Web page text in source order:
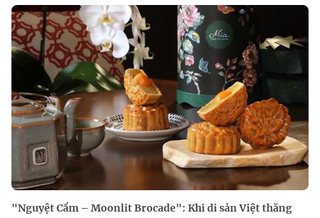
"Nguyệt Cẩm – Moonlit Brocade": Khi di sản Việt thăng